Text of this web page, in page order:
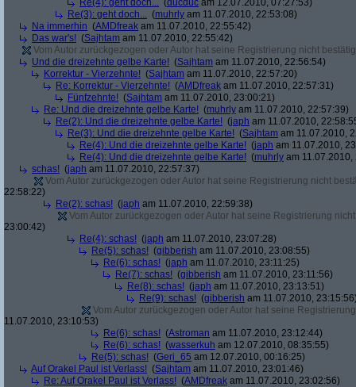
Re(4): geht doch... (ducduc am 12.07.2010, 07:27:53)
Re(3): geht doch... (muhrly am 11.07.2010, 22:53:08)
Na immerhin (AMDfreak am 11.07.2010, 22:55:42)
Das war's! (Sajhtam am 11.07.2010, 22:55:42)
Vom Autor zurückgezogen oder Autor hat seine Registrierung nicht
Und die dreizehnte gelbe Karte! (Sajhtam am 11.07.2010, 22:56:54)
Korrektur - Vierzehnte! (Sajhtam am 11.07.2010, 22:57:20)
Re: Korrektur - Vierzehnte! (AMDfreak am 11.07.2010, 22:57:31)
Fünfzehnte! (Sajhtam am 11.07.2010, 23:00:21)
Re: Und die dreizehnte gelbe Karte! (muhrly am 11.07.2010, 22:57:39)
Re(2): Und die dreizehnte gelbe Karte! (japh am 11.07.2010,
Re(3): Und die dreizehnte gelbe Karte! (Sajhtam am 11.07.2010,
Re(4): Und die dreizehnte gelbe Karte! (japh am 11.07.2010,
Re(4): Und die dreizehnte gelbe Karte! (muhrly am 11.07.2010,
schas! (japh am 11.07.2010, 22:57:37)
Vom Autor zurückgezogen oder Autor hat seine Registrierung nicht
22:58:22)
Re(2): schas! (japh am 11.07.2010, 22:59:38)
Vom Autor zurückgezogen oder Autor hat seine Registrierung
23:00:42)
Re(4): schas! (japh am 11.07.2010, 23:07:28)
Re(5): schas! (gibberish am 11.07.2010, 23:08:55)
Re(6): schas! (japh am 11.07.2010, 23:11:25)
Re(7): schas! (gibberish am 11.07.2010, 23:11:56)
Re(8): schas! (japh am 11.07.2010, 23:13:51)
Re(9): schas! (gibberish am 11.07.2010,
Vom Autor zurückgezogen oder Autor hat seine
11.07.2010, 23:10:53)
Re(6): schas! (Astroman am 11.07.2010, 23:12:44)
Re(6): schas! (wasserkuh am 12.07.2010, 08:35:55)
Re(5): schas! (Geri_65 am 12.07.2010, 00:16:25)
Auf Orakel Paul ist Verlass! (Sajhtam am 11.07.2010, 23:01:46)
Re: Auf Orakel Paul ist Verlass! (AMDfreak am 11.07.2010, 23:02:56)